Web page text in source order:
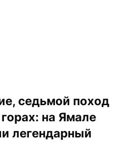
седьмой поход
на Ямале
легендарный